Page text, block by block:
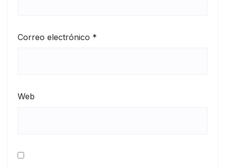
Correo electrónico *
Web